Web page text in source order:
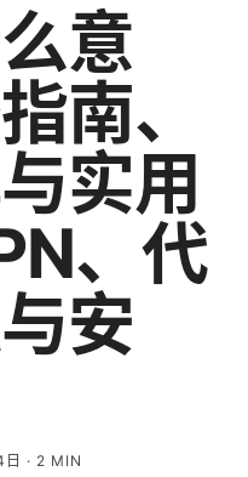
意
南、
实用
、代
安
· 2 MIN